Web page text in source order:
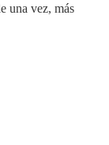
una vez, más